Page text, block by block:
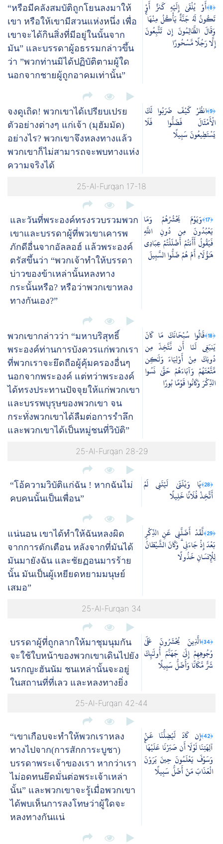
“หรือมีคลังสมบัติถูกโยนลงมาให้
เขา หรือให้เขามีสวนแห่งหนึ่ง เพื่อ
เขาจะได้กินสิ่งที่มีอยู่ในนั้นจาก
มัน” และบรรดาผู้อธรรมกล่าวขึ้น
ว่า ”พวกท่านมิได้ปฏิบัติตามผู้ใด
นอกจากชายผู้ถูกอาคมเท่านั้น”
﴿8﴾ أَوْ يُلْقَىٰ إِلَيْهِ كَنزٌ أَوْ
تَكُونُ لَهُ جَنَّةٌ يَأْكُلُ مِنْهَا ۚ
وَقَالَ الظَّالِمُونَ إِن تَتَّبِعُونَ
إِلَّا رَجُلًا مَّسْحُورًا
จงดูเถิด! พวกเขาได้เปรียบเปรย
ตัวอย่างต่างๆ แก่เจ้า (มุฮัมมัด)
อย่างไร? พวกเขาจึงหลงทางแล้ว
พวกเขาก็ไม่สามารถจะพบทางแห่ง
ความจริงได้
﴿9﴾ انظُرْ كَيْفَ ضَرَبُوا لَكَ
الْأَمْثَالَ فَضَلُّوا فَلَا
يَسْتَطِيعُونَ سَبِيلًا
25-Al-Furqan 17-18
และวันที่พระองค์ทรงรวบรวมพวก
เขาและบรรดาผู้ที่พวเขาเคารพ
ภักดีอื่นจากอัลลอฮ์ แล้วพระองค์
ตรัสขึ้นว่า “พวกเจ้าทำให้บรรดา
บ่าวของข้าเหล่านั้นหลงทาง
กระนั้นหรือ? หรือว่าพวกเขาหลง
ทางกันเอง?”
﴿17﴾
وَيَوْمَ يَحْشُرُهُمْ وَمَا
يَعْبُدُونَ مِن دُونِ اللَّهِ
فَيَقُولُ أَأَنتُمْ أَضْلَلْتُمْ عِبَادِي
هَٰؤُلَاءِ أَمْ هُمْ ضَلُّوا السَّبِيلَ
พวกเขากล่าวว่า “มหาบริสุทธิ์
พระองค์ท่านการบังควรแก่พวกเรา
ที่พวกเราจะยึดถือผู้คุ้มครองอื่นๆ
นอกจากพระองค์ แต่ทว่าพระองค์
ได้ทรงประทานปัจจุยให้แก่พวกเขา
และบรรพบุรุษของพวกเขา จน
กระทั่งพวกเขาได้ลืมต่อการรำลึก
และพวกเขาได้เป็นหมู่ชนที่วิบัติ”
﴿18﴾
قَالُوا سُبْحَانَكَ مَا كَانَ
يَنبَغِي لَنَا أَن نَّتَّخِذَ مِن
دُونِكَ مِنْ أَوْلِيَاءَ وَلَٰكِن
مَّتَّعْتَهُمْ وَآبَاءَهُمْ حَتَّىٰ نَسُوا
الذِّكْرَ وَكَانُوا قَوْمًا بُورًا
25-Al-Furqan 28-29
“โอ้ความวิบัติแก่ฉัน ! หากฉันไม่
คบคนนั้นเป็นเพื่อน”
﴿28﴾
يَا وَيْلَتَىٰ لَيْتَنِي لَمْ
أَتَّخِذْ فُلَانًا خَلِيلًا
แน่นอน เขาได้ทำให้ฉันหลงผิด
จากการตักเตือน หลังจากที่มันได้
มันมายังฉัน และชัยฏอนมารร้าย
นั้น มันเป็นผู้เหยียดหยามมนุษย์
เสมอ”
﴿29﴾
لَّقَدْ أَضَلَّنِي عَنِ الذِّكْرِ
بَعْدَ إِذْ جَاءَنِي ۗ وَكَانَ الشَّيْطَانُ
لِلْإِنسَانِ خَذُولًا
25-Al-Furqan 34
บรรดาผู้ที่ถูกลากให้มาชุมนุมกัน
จะใช้ใบหน้าของพวกเขาเดินไปยัง
นรกญะฮันนัม ชนเหล่านั้นจะอยู่
ในสถานที่ที่เลว และหลงทางยิ่ง
﴿34﴾
الَّذِينَ يُحْشَرُونَ عَلَىٰ
وُجُوهِهِمْ إِلَىٰ جَهَنَّمَ أُولَٰئِكَ
شَرٌّ مَّكَانًا وَأَضَلُّ سَبِيلًا
25-Al-Furqan 42-44
“เขาเกือบจะทำให้พวกเราหลง
ทางไปจาก(การสักการะบูชา)
บรรดาพระเจ้าของเรา หากว่าเรา
ไม่อดทนยึดมั่นต่อพระเจ้าเหล่า
นั้น” และพวกเขาจะรู้เมื่อพวกเขา
ได้พบเห็นการลงโทษว่าผู้ใดจะ
หลงทางกันแน่
﴿42﴾
إِن كَادَ لَيُضِلُّنَا عَنْ
آلِهَتِنَا لَوْلَا أَن صَبَرْنَا عَلَيْهَا ۚ
وَسَوْفَ يَعْلَمُونَ حِينَ يَرَوْنَ
الْعَذَابَ مَنْ أَضَلُّ سَبِيلًا